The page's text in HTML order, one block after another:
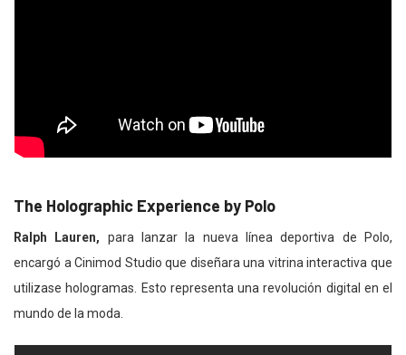
The Holographic Experience by Polo
Ralph Lauren, para lanzar la nueva línea deportiva de Polo,
encargó a Cinimod Studio que diseñara una vitrina interactiva que
utilizase hologramas. Esto representa una revolución digital en el
mundo de la moda.